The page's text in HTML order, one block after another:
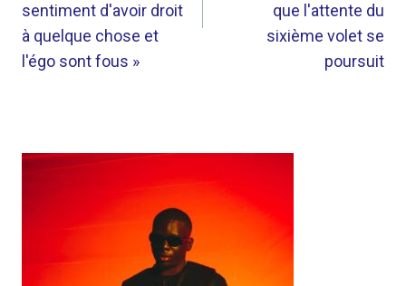
sentiment d'avoir droit
à quelque chose et
l'égo sont fous »
que l'attente du
sixième volet se
poursuit